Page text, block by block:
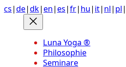
Anchor
Zum
Inhalt
springen
cs|de|dk| en| es|fr| hu| it| nl| pl|
Luna Yoga ®
Philosophie
Seminare